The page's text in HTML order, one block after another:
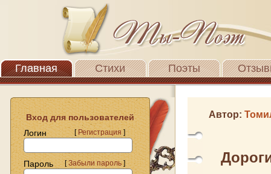
Главная Стихи Поэты
Вход для пользователей
Логин
[Регистрация]
Пароль [Забыли пароль]
Автор: